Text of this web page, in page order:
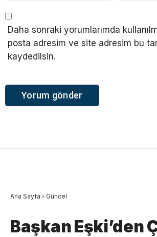
Daha sonraki yorumlarımda
posta adresim ve site adresim bu
kaydedilsin.
Ana Sayfa › Güncel
Başkan Eşki’den